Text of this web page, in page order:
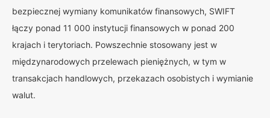
bezpiecznej wymiany komunikatów finansowych, SWIFT
łączy ponad 11 000 instytucji finansowych w ponad 200
krajach i terytoriach. Powszechnie stosowany jest w
międzynarodowych przelewach pieniężnych, w tym w
transakcjach handlowych, przekazach osobistych i wymianie
walut.